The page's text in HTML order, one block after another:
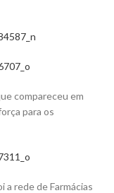
compareceu em
para os
rede de Farmácias